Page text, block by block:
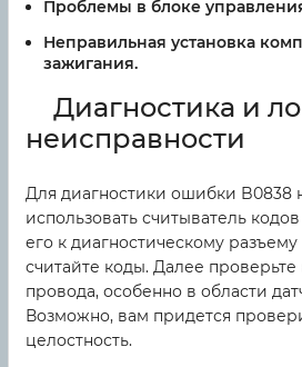
Проблемы в блоке
Неправильная установка
зажигания.
Диагностика и
неисправности
Для диагностики ошибки B0838
использовать считыватель
его к диагностическому
считайте коды. Далее
провода, особенно в области
Возможно, вам придется
целостность.